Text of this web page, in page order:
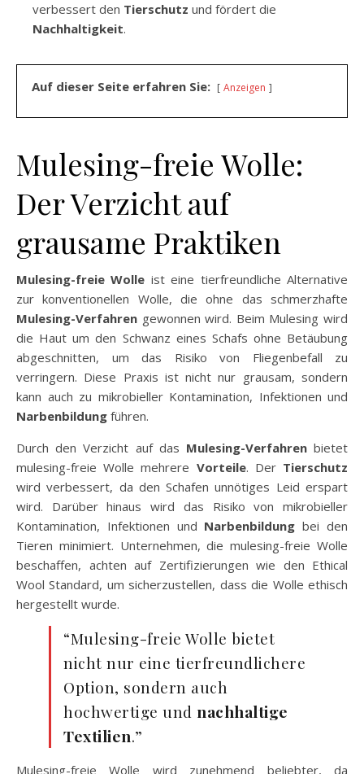
verbessert den Tierschutz und fördert die
Nachhaltigkeit.
Auf dieser Seite erfahren Sie: Anzeigen
Mulesing-freie Wolle:
Der Verzicht auf
grausame Praktiken
Mulesing-freie Wolle ist eine tierfreundliche Alternative
zur konventionellen Wolle, die ohne das schmerzhafte
Mulesing-Verfahren gewonnen wird. Beim Mulesing wird
die Haut um den Schwanz eines Schafs ohne Betäubung
abgeschnitten, um das Risiko von Fliegenbefall zu
verringern. Diese Praxis ist nicht nur grausam, sondern
kann auch zu mikrobieller Kontamination, Infektionen und
Narbenbildung führen.
Durch den Verzicht auf das Mulesing-Verfahrenbietet
mulesing-freie Wolle mehrere Vorteile. Der Tierschutz
wird verbessert, da den Schafen unnötiges Leid erspart
wird. Darüber hinaus wird das Risiko von mikrobieller
Kontamination, Infektionen und Narbenbildung bei den
Tieren minimiert. Unternehmen, die mulesing-freie Wolle
beschaffen, achten auf Zertifizierungen wie den Ethical
Wool Standard, um sicherzustellen, dass die Wolle ethisch
hergestellt wurde.
“Mulesing-freie Wolle bietet
nicht nur eine tierfreundlichere
Option, sondern auch
hochwertige und nachhaltige
Textilien.”
Mulesing-freie Wolle wird zunehmend beliebter, da